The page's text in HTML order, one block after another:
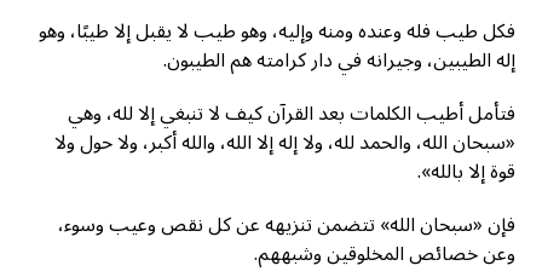
فكل طيب فله وعنده ومنه وإليه، وهو طيب لا يقبل إلا طيبًا، وهو
إله الطيبين، وجيرانه في دار كرامته هم الطيبون.
فتأمل أطيب الكلمات بعد القرآن كيف لا تنبغي إلا لله، وهي
«سبحان الله، والحمد لله، ولا إله إلا الله، والله أكبر، ولا حول ولا
قوة إلا بالله».
فإن «سبحان الله» تتضمن تنزيهه عن كل نقص وعيب وسوء،
وعن خصائص المخلوقين وشبههم.